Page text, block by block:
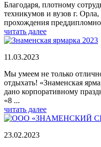
Благодаря, плотному
техникумов и вузов г.
прохождения
читать далее
11.03.2023
Мы умеем не только
отдыхать! «Знаменская
дано корпоративному
«8 ...
читать далее
23.02.2023